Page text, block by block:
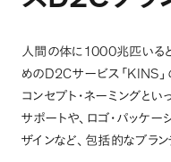
人間の体に 1000兆匹いる
めの D2Cサービス 「 KINS 」
コンセプト・ネーミングと
サポートや、 ロゴ・パッケー
ザインなど、 包括的なブラン